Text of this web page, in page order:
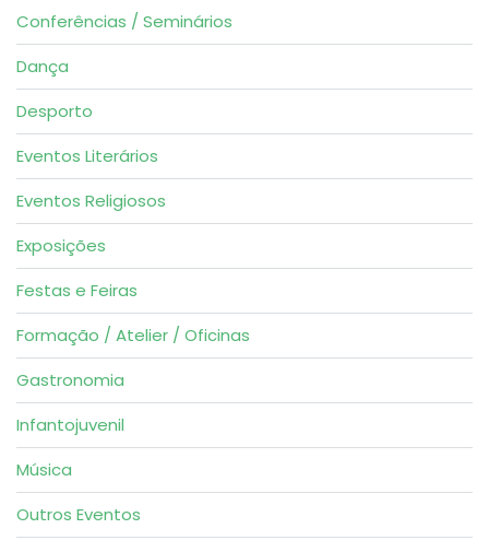
Conferências / Seminários
Dança
Desporto
Eventos Literários
Eventos Religiosos
Exposições
Festas e Feiras
Formação / Atelier / Oficinas
Gastronomia
Infantojuvenil
Música
Outros Eventos